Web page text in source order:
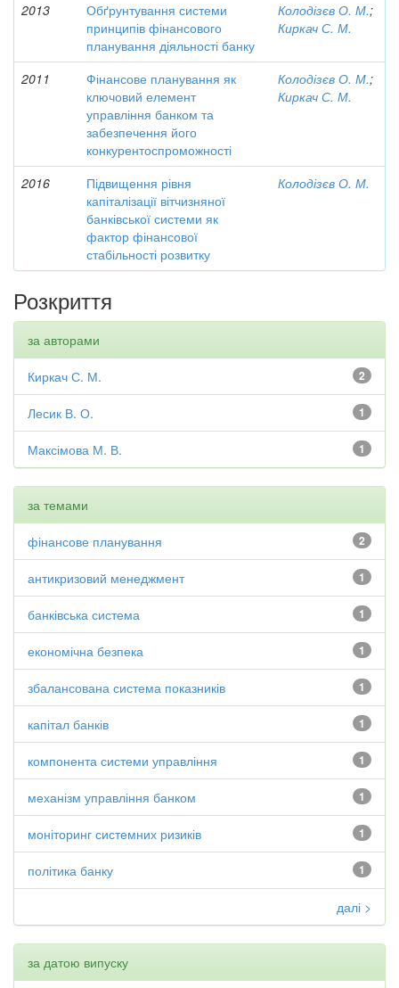
2013
Обґрунтування системи
принципів фінансового
планування діяльності банку
Колодізєв О. М.;
Киркач С. М.
2011
Фінансове планування як
ключовий елемент
управління банком та
забезпечення його
конкурентоспроможності
Колодізєв О. М.;
Киркач С. М.
2016
Підвищення рівня
капіталізації вітчизняної
банківської системи як
фактор фінансової
стабільності розвитку
Колодізєв О. М.
Розкриття
за авторами
2
Киркач С. М.
1
Лесик В. О.
1
Максімова М. В.
за темами
2
фінансове планування
1
антикризовий менеджмент
1
банківська система
1
економічна безпека
1
збалансована система показників
1
капітал банків
1
компонента системи управління
1
механізм управління банком
1
моніторинг системних ризиків
1
політика банку
далі >
за датою випуску